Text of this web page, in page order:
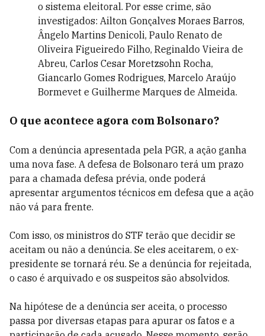
o sistema eleitoral. Por esse crime, são
investigados: Ailton Gonçalves Moraes Barros,
Ângelo Martins Denicoli, Paulo Renato de
Oliveira Figueiredo Filho, Reginaldo Vieira de
Abreu, Carlos Cesar Moretzsohn Rocha,
Giancarlo Gomes Rodrigues, Marcelo Araújo
Bormevet e Guilherme Marques de Almeida.
O que acontece agora com Bolsonaro?
Com a denúncia apresentada pela PGR, a ação ganha
uma nova fase. A defesa de Bolsonaro terá um prazo
para a chamada defesa prévia, onde poderá
apresentar argumentos técnicos em defesa que a ação
não vá para frente.
Com isso, os ministros do STF terão que decidir se
aceitam ou não a denúncia. Se eles aceitarem, o ex-
presidente se tornará réu. Se a denúncia for rejeitada,
o caso é arquivado e os suspeitos são absolvidos.
Na hipótese de a denúncia ser aceita, o processo
passa por diversas etapas para apurar os fatos e a